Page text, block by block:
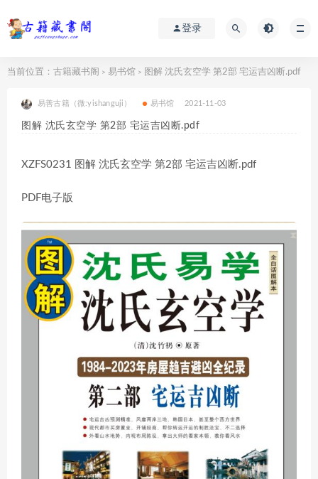
登录
当前位置： 古籍藏书阁 > 易书馆 > 图解 沈氏玄空学 第2部 宅运吉凶断.pdf
易善古籍（微:yishanguji） 易书馆 2021-11-03
图解 沈氏玄空学 第2部 宅运吉凶断.pdf
XZFS0231 图解 沈氏玄空学 第2部 宅运吉凶断.pdf
PDF电子版